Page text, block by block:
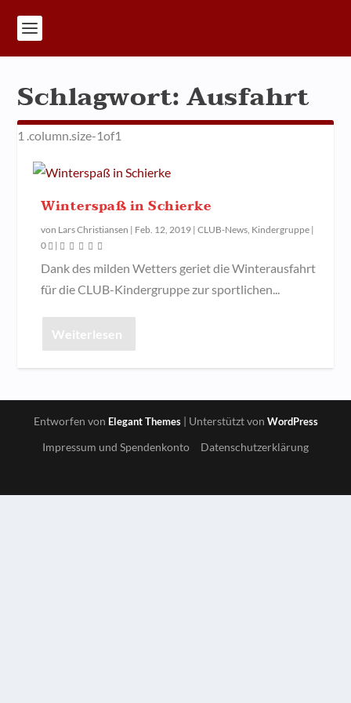
Schlagwort:Ausfahrt
Winterspaß in Schierke
von Lars Christiansen | Feb. 12, 2019 |CLUB-News, Kindergruppe |
0
|
Dank des milden Wetters geriet die Winterausfahrt
für die CLUB-Kindergruppe zur sportlichen...
Weiterlesen
Entworfen von Elegant Themes| Unterstützt von WordPress
Impressum und Spendenkonto Datenschutzerklärung